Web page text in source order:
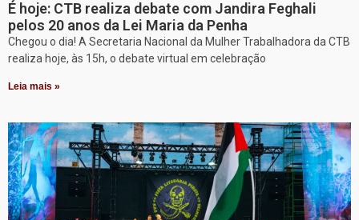
É hoje: CTB realiza debate com Jandira Feghali
pelos 20 anos da Lei Maria da Penha
Chegou o dia! A Secretaria Nacional da Mulher Trabalhadora da CTB
realiza hoje, às 15h, o debate virtual em celebração
Leia mais »